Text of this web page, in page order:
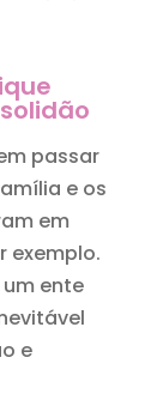
passar
e os
em
exemplo.
ente
e